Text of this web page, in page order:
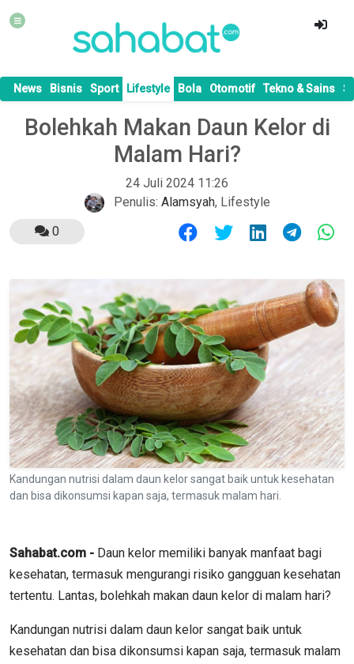
News Bisnis Sport Lifestyle Bola Otomotif Tekno & Sains
Bolehkah Makan Daun Kelor di
Malam Hari?
24 Juli 2024 11:26
Penulis: Alamsyah, Lifestyle
0
Kandungan nutrisi dalam daun kelor sangat baik untuk kesehatan
dan bisa dikonsumsi kapan saja, termasuk malam hari.
Sahabat.com - Daun kelor memiliki banyak manfaat bagi
kesehatan, termasuk mengurangi risiko gangguan kesehatan
tertentu. Lantas, bolehkah makan daun kelor di malam hari?
Kandungan nutrisi dalam daun kelor sangat baik untuk
kesehatan dan bisa dikonsumsi kapan saja, termasuk malam